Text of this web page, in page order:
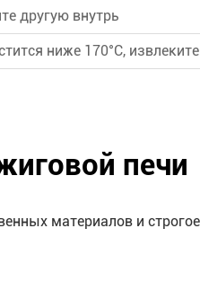
другую внутрь
ниже 170°C,
печи
материалов и